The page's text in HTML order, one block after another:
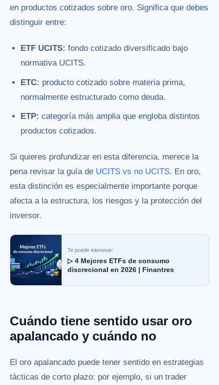
en productos cotizados sobre oro. Significa que debes
distinguir entre:
ETF UCITS: fondo cotizado diversificado bajo
normativa UCITS.
ETC: producto cotizado sobre materia prima,
normalmente estructurado como deuda.
ETP: categoría más amplia que engloba distintos
productos cotizados.
Si quieres profundizar en esta diferencia, merece la
pena revisar la guía de UCITS vs no UCITS. En oro,
esta distinción es especialmente importante porque
afecta a la estructura, los riesgos y la protección del
inversor.
Te puede interesar:
▷ 4 Mejores ETFs de consumo
discrecional en 2026 | Finantres
Cuándo tiene sentido usar oro
apalancado y cuándo no
El oro apalancado puede tener sentido en estrategias
tácticas de corto plazo: por ejemplo, si un trader